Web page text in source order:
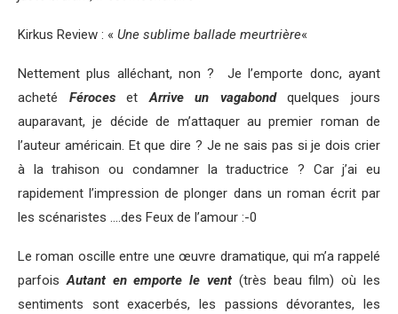
Kirkus Review : « Une sublime ballade meurtrière«
Nettement plus alléchant, non ? Je l’emporte donc, ayant
acheté FérocesetArrive un vagabondquelques jours
auparavant, je décide de m’attaquer au premier roman de
l’auteur américain. Et que dire ? Je ne sais pas si je dois crier
à la trahison ou condamner la traductrice ? Car j’ai eu
rapidement l’impression de plonger dans un roman écrit par
les scénaristes ….des Feux de l’amour :-0
Le roman oscille entre une œuvre dramatique, qui m’a rappelé
parfoisAutant en emporte le vent (très beau film) où les
sentiments sont exacerbés, les passions dévorantes, les